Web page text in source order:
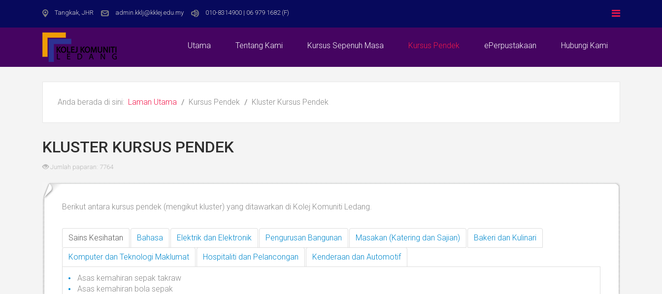
Tangkak, JHR admin.kklj@kklej.edu.my 010-8314900 | 06 979 1682 (F)
Utama Tentang Kami Kursus Sepenuh Masa Kursus Pendek ePerpustakaan Hubungi Kami
Anda berada di sini: Laman Utama Kursus Pendek Kluster Kursus Pendek
KLUSTER KURSUS PENDEK
Jumlah paparan: 7764
Berikut antara kursus pendek (mengikut kluster) yang ditawarkan di Kolej Komuniti Ledang.
Sains Kesihatan Bahasa Elektrik dan Elektronik Pengurusan Bangunan Masakan (Katering dan Sajian) Bakeri dan Kulinari
Komputer dan Teknologi Maklumat Hospitaliti dan Pelancongan Kenderaan dan Automotif
Asas kemahiran sepak takraw
Asas kemahiran bola sepak